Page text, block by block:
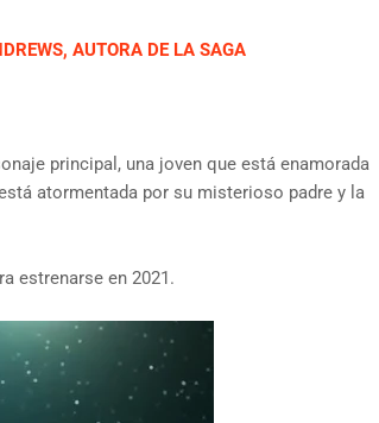
AUTORA DE LA SAGA
principal, una joven que está enamorada
atormentada por su misterioso padre y la
estrenarse en 2021.